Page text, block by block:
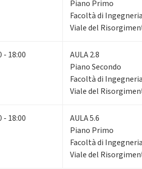
Piano Primo
Facoltà di
Viale del
- 18:00
AULA 2.8
Piano Secondo
Facoltà di
Viale del
- 18:00
AULA 5.6
Piano Primo
Facoltà di
Viale del